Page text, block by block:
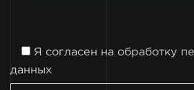
Я согласен на обработку
данных